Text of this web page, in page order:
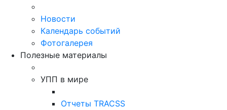
Новости
Календарь событий
Фотогалерея
Полезные материалы
УПП в мире
Отчеты TRACSS